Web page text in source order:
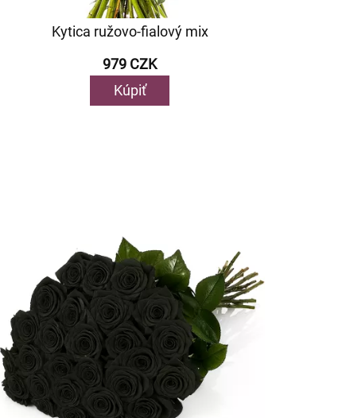
Kytica ružovo-fialový mix
979 CZK
Kúpiť